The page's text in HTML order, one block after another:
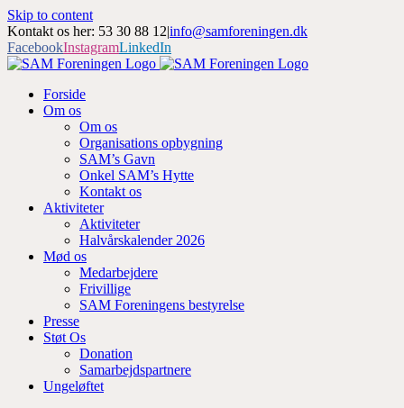
Skip to content
Kontakt os her: 53 30 88 12|info@samforeningen.dk
FacebookInstagramLinkedIn
Forside
Om os
Om os
Organisations opbygning
SAM’s Gavn
Onkel SAM’s Hytte
Kontakt os
Aktiviteter
Aktiviteter
Halvårskalender 2026
Mød os
Medarbejdere
Frivillige
SAM Foreningens bestyrelse
Presse
Støt Os
Donation
Samarbejdspartnere
Ungeløftet